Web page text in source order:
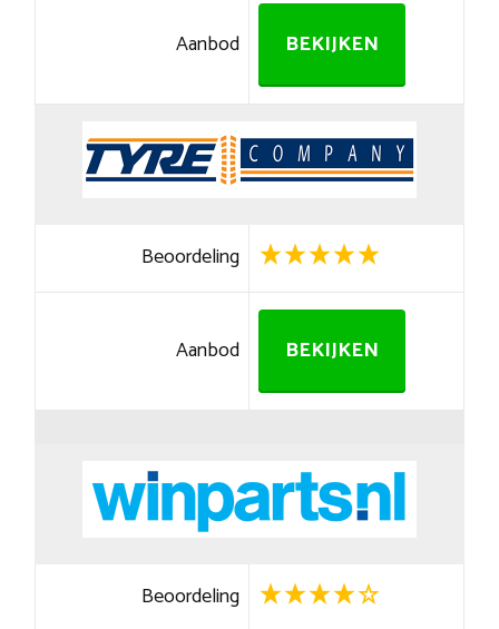
Aanbod BEKIJKEN
Beoordeling
Aanbod BEKIJKEN
Beoordeling